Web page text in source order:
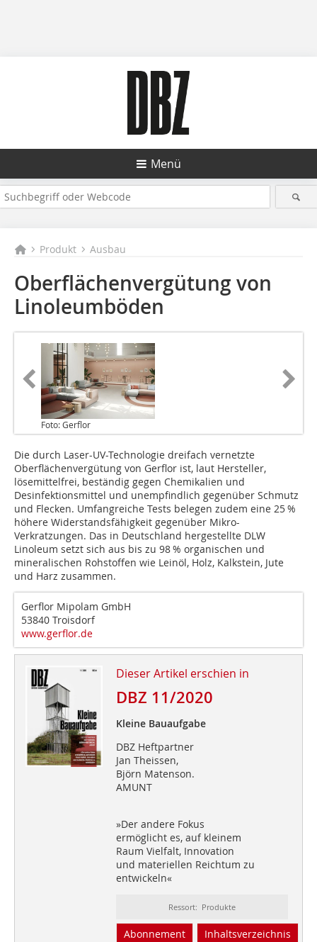
Menü
Produkt Ausbau
Oberflächenvergütung von
Linoleumböden
Foto: Gerflor
Die durch Laser-UV-Technologie dreifach vernetzte
Oberflächenvergütung von Gerflor ist, laut Hersteller,
lösemittelfrei, beständig gegen Chemikalien und
Desinfektionsmittel und unempfindlich gegenüber Schmutz
und Flecken. Umfangreiche Tests belegen zudem eine 25 %
höhere Widerstandsfähigkeit gegenüber Mikro-
Verkratzungen. Das in Deutschland hergestellte DLW
Linoleum setzt sich aus bis zu 98 % organischen und
mineralischen Rohstoffen wie Leinöl, Holz, Kalkstein, Jute
und Harz zusammen.
Gerflor Mipolam GmbH
53840 Troisdorf
www.gerflor.de
Dieser Artikel erschien in
DBZ 11/2020
Kleine Bauaufgabe
DBZ Heftpartner
Jan Theissen,
Björn Matenson.
AMUNT
»Der andere Fokus
ermöglicht es, auf kleinem
Raum Vielfalt, Innovation
und materiellen Reichtum zu
entwickeln«
Ressort: Produkte
Abonnement Inhaltsverzeichnis